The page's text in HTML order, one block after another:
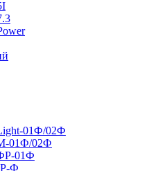
01Ф/02Ф
01Ф/02Ф
01Ф
Ф